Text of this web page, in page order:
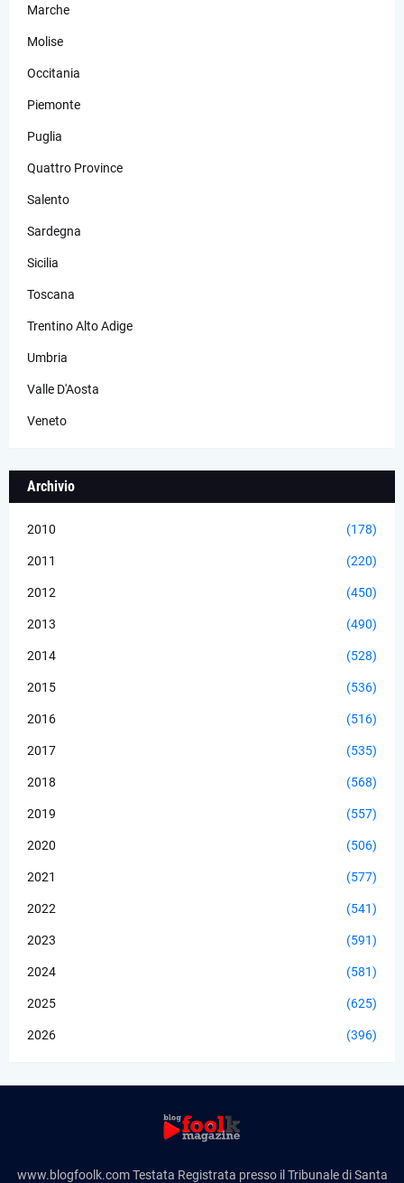
Marche
Molise
Occitania
Piemonte
Puglia
Quattro Province
Salento
Sardegna
Sicilia
Toscana
Trentino Alto Adige
Umbria
Valle D'Aosta
Veneto
Archivio
2010 (178)
2011 (220)
2012 (450)
2013 (490)
2014 (528)
2015 (536)
2016 (516)
2017 (535)
2018 (568)
2019 (557)
2020 (506)
2021 (577)
2022 (541)
2023 (591)
2024 (581)
2025 (625)
2026 (396)
www.blogfoolk.com Testata Registrata presso il Tribunale di Santa